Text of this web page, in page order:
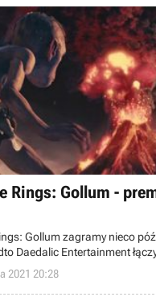
Rings: Gollum -
Gollum zagramy nieco
Daedalic Entertainment
powstać bez większych
2021 20:28